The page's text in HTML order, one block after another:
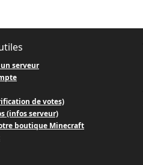
serveur
de votes)
(infos serveur)
boutique Minecraft